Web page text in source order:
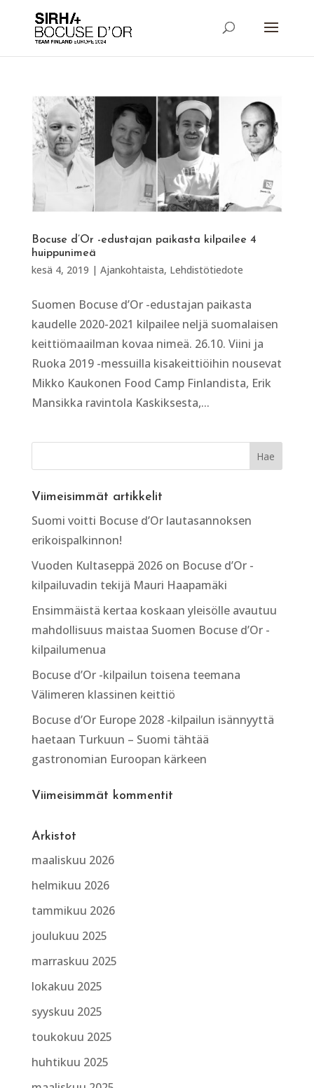
Bocuse d’Or -edustajan paikasta kilpailee 4
huippunimeä
kesä 4, 2019 | Ajankohtaista, Lehdistötiedote
Suomen Bocuse d’Or -edustajan paikasta
kaudelle 2020-2021 kilpailee neljä suomalaisen
keittiömaailman kovaa nimeä. 26.10. Viini ja
Ruoka 2019 -messuilla kisakeittiöihin nousevat
Mikko Kaukonen Food Camp Finlandista, Erik
Mansikka ravintola Kaskiksesta,...
Viimeisimmät artikkelit
Suomi voitti Bocuse d’Or lautasannoksen
erikoispalkinnon!
Vuoden Kultaseppä 2026 on Bocuse d’Or -
kilpailuvadin tekijä Mauri Haapamäki
Ensimmäistä kertaa koskaan yleisölle avautuu
mahdollisuus maistaa Suomen Bocuse d’Or -
kilpailumenua
Bocuse d’Or -kilpailun toisena teemana
Välimeren klassinen keittiö
Bocuse d’Or Europe 2028 -kilpailun isännyyttä
haetaan Turkuun – Suomi tähtää
gastronomian Euroopan kärkeen
Viimeisimmät kommentit
Arkistot
maaliskuu 2026
helmikuu 2026
tammikuu 2026
joulukuu 2025
marraskuu 2025
lokakuu 2025
syyskuu 2025
toukokuu 2025
huhtikuu 2025